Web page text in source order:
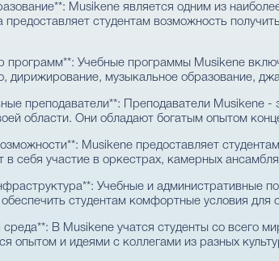
Musikene является одним из
студентам возможность
программ**: Учебные программы Musikene
дирижирование, музыкальное образование,
преподаватели**: Преподаватели Musikene
области. Они обладают богатым опытом
Musikene предоставляет
в себя участие в оркестрах, камерных
Учебные и административные
студентам комфортные условия для
В Musikene учатся студенты со всего
опытом и идеями с коллегами из разных